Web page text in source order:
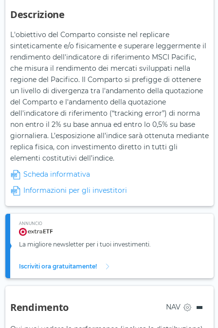
Descrizione
L'obiettivo del Comparto consiste nel replicare
sinteticamente e/o fisicamente e superare leggermente il
rendimento dell'indicatore di riferimento MSCI Pacific,
che misura il rendimento dei mercati sviluppati nella
regione del Pacifico. Il Comparto si prefigge di ottenere
un livello di divergenza tra l'andamento della quotazione
del Comparto e l'andamento della quotazione
dell'indicatore di riferimento (“tracking error”) di norma
non entro il 2% su base annua ed entro lo 0,5% su base
giornaliera. L’esposizione all’indice sarà ottenuta mediante
replica fisica, con investimento diretto in tutti gli
elementi costitutivi dell’indice.
Scheda informativa
Informazioni per gli investitori
ANNUNCIO
La migliore newsletter per i tuoi investimenti.
Iscriviti ora gratuitamente!
Rendimento NAV